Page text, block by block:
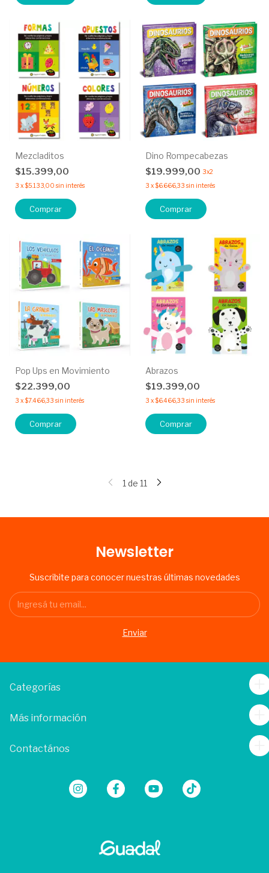
Mezcladitos
$15.399,00
3 x$5.133,00 sin interés
Comprar
Dino Rompecabezas
$19.999,00 3x2
3 x$6.666,33 sin interés
Comprar
Pop Ups en Movimiento
$22.399,00
3 x$7.466,33 sin interés
Comprar
Abrazos
$19.399,00
3 x$6.466,33 sin interés
Comprar
1 de 11
Newsletter
Suscribite para conocer nuestras últimas novedades
Categorías
Más información
Contactános